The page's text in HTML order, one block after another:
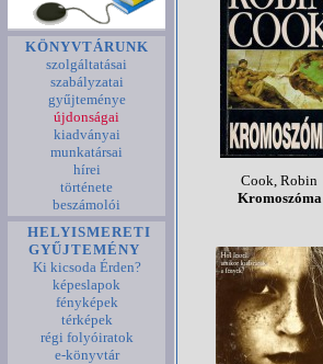
KÖNYVTÁRUNK
szolgáltatásai
szabályzatai
gyűjteménye
újdonságai
kiadványai
munkatársai
hírei
története
beszámolói
HELYISMERETI
GYŰJTEMÉNY
Ki kicsoda Érden?
képeslapok
fényképek
térképek
régi folyóiratok
e-könyvtár
Cook, Robin
Kromoszóma